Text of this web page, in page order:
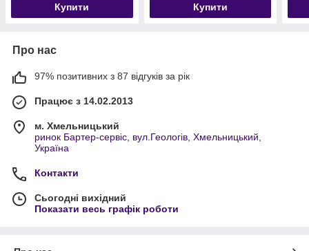
Купити Купити
Про нас
97% позитивних з 87 відгуків за рік
Працює з 14.02.2013
м. Хмельницький
ринок Бартер-сервіс, вул.Геологів, Хмельницький,
Україна
Контакти
Сьогодні вихідний
Показати весь графік роботи